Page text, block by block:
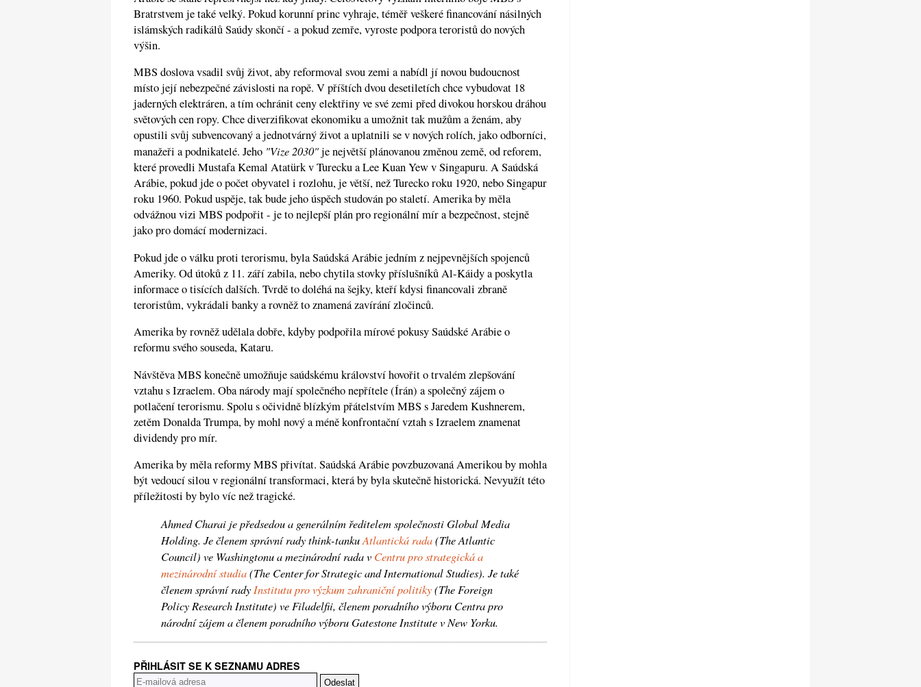
Bratrstvem je také velký. Pokud korunní princ vyhraje, téměř veškeré financování násilných
islámských radikálů Saúdy skončí - a pokud zemře, vyroste podpora teroristů do nových
výšin.
MBS doslova vsadil svůj život, aby reformoval svou zemi a nabídl jí novou budoucnost
místo její nebezpečné závislosti na ropě. V příštích dvou desetiletích chce vybudovat 18
jaderných elektráren, a tím ochránit ceny elektřiny ve své zemi před divokou horskou dráhou
světových cen ropy. Chce diverzifikovat ekonomiku a umožnit tak mužům a ženám, aby
opustili svůj subvencovaný a jednotvárný život a uplatnili se v nových rolích, jako odborníci,
manažeři a podnikatelé. Jeho "Vize 2030"je největší plánovanou změnou země, od reforem,
které provedli Mustafa Kemal Atatürk v Turecku a Lee Kuan Yew v Singapuru. A Saúdská
Arábie, pokud jde o počet obyvatel i rozlohu, je větší, než Turecko roku 1920, nebo Singapur
roku 1960. Pokud uspěje, tak bude jeho úspěch studován po staletí. Amerika by měla
odvážnou vizi MBS podpořit - je to nejlepší plán pro regionální mír a bezpečnost, stejně
jako pro domácí modernizaci.
Pokud jde o válku proti terorismu, byla Saúdská Arábie jedním z nejpevnějších spojenců
Ameriky. Od útoků z 11. září zabila, nebo chytila stovky příslušníků Al-Káidy a poskytla
informace o tisících dalších. Tvrdě to doléhá na šejky, kteří kdysi financovali zbraně
teroristům, vykrádali banky a rovněž to znamená zavírání zločinců.
Amerika by rovněž udělala dobře, kdyby podpořila mírové pokusy Saúdské Arábie o
reformu svého souseda, Kataru.
Návštěva MBS konečně umožňuje saúdskému království hovořit o trvalém zlepšování
vztahu s Izraelem. Oba národy mají společného nepřítele (Írán) a společný zájem o
potlačení terorismu. Spolu s očividně blízkým přátelstvím MBS s Jaredem Kushnerem,
zetěm Donalda Trumpa, by mohl nový a méně konfrontační vztah s Izraelem znamenat
dividendy pro mír.
Amerika by měla reformy MBS přivítat. Saúdská Arábie povzbuzovaná Amerikou by mohla
být vedoucí silou v regionální transformaci, která by byla skutečně historická. Nevyužít této
příležitosti by bylo víc než tragické.
Ahmed Charai je předsedou a generálním ředitelem společnosti Global Media
Holding. Je členem správní rady think-tankuAtlantická rada(The Atlantic
Council) ve Washingtonu a mezinárodní rada v Centru pro strategická a
mezinárodní studia(The Center for Strategic and International Studies). Je také
členem správní rady Institutu pro výzkum zahraniční politiky(The Foreign
Policy Research Institute) ve Filadelfii, členem poradního výboru Centra pro
národní zájem a členem poradního výboru Gatestone Institute v New Yorku.
PŘIHLÁSIT SE K SEZNAMU ADRES